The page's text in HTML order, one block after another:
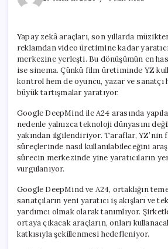
Yapay zekâ araçları, son yıllarda
reklamdan video üretimine kadar
merkezine yerleşti. Bu dönüşümün en
ise sinema. Çünkü film üretiminde YZ
kontrol hem de oyuncu, yazar ve sanatçı
büyük tartışmalar yaratıyor.
Google DeepMind ile A24 arasında
nedenle yalnızca teknoloji dünyasını
yakından ilgilendiriyor. Taraflar, YZ’nin
süreçlerinde nasıl kullanılabileceğini
sürecin merkezinde yine yaratıcıların
vurgulanıyor.
Google DeepMind ve A24, ortaklığın
sanatçıların yeni yaratıcı iş akışları ve
yardımcı olmak olarak tanımlıyor.
ortaya çıkacak araçların, onları
katkısıyla şekillenmesi hedefleniyor.